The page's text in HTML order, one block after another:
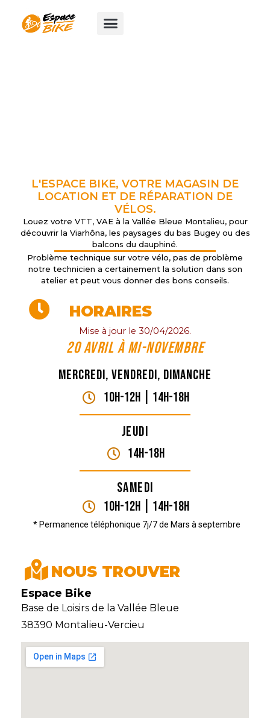
contenu
L'ESPACE BIKE, VOTRE MAGASIN DE
LOCATION ET DE RÉPARATION DE
VÉLOS.
Louez votre VTT, VAE à la Vallée Bleue Montalieu, pour
découvrir la Viarhôna, les paysages du bas Bugey ou des
balcons du dauphiné.
Problème technique sur votre vélo, pas de problème
notre technicien a certainement la solution dans son
atelier et peut vous donner des bons conseils.
HORAIRES
Mise à jour le 30/04/2026.
20 Avril à mi-novembre
Mercredi, vendredi, dimanche
10H-12H | 14H-18h
Jeudi
14H-18h
Samedi
10H-12H | 14H-18h
* Permanence téléphonique 7j/7 de Mars à septembre
NOUS TROUVER
Espace Bike
Base de Loisirs de la Vallée Bleue
38390 Montalieu-Vercieu